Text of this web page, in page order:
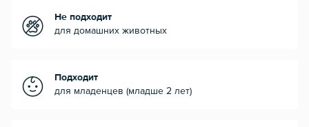
Не подходит
для домашних животных
Подходит
для младенцев (младше 2 лет)